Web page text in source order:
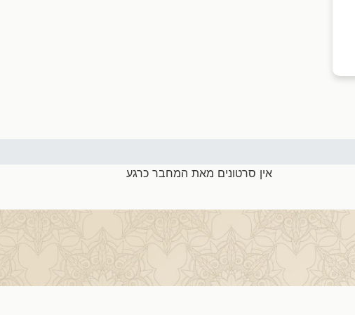
אין סרטונים מאת המחבר כרגע